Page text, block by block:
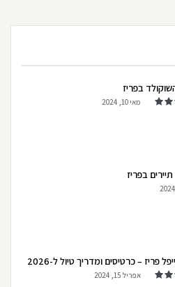
בפריז
מאי 10, 2024
בפריז
פריז – כרטיסים ומדריך טיול ל-2026
אפריל 15, 2024